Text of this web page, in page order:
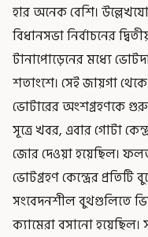
হার অনেক বেশি।
বিধানসভা নির্বাচনের
টানাপোড়েনের মধ্যে
শতাংশে। সেই জায়গা
ভোটারের অংশগ্রহণকে
সূত্রে খবর, এবার গোটা
জোর দেওয়া হয়েছিল।
ভোটগ্রহণ কেন্দ্রের প্রতিটি
সংবেদনশীল বুথগুলিতে
ক্যামেরা বসানো